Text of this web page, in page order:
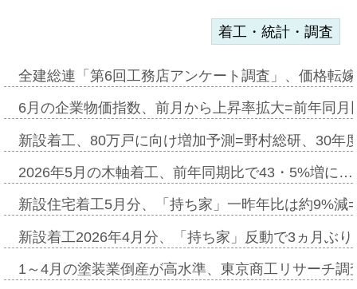
着工・統計・調査
全建総連「第6回工務店アンケート調査」、価格転
6月の企業物価指数、前月から上昇率拡大=前年同
新設着工、80万戸に向け増加予測=野村総研、30年
2026年5月の木軸着工、前年同期比で43・5%増に…
新設住宅着工5月分、「持ち家」一昨年比は約9%
新設着工2026年4月分、「持ち家」反動で3ヵ月ぶ
1～4月の塗装業倒産が高水準、東京商工リサーチ